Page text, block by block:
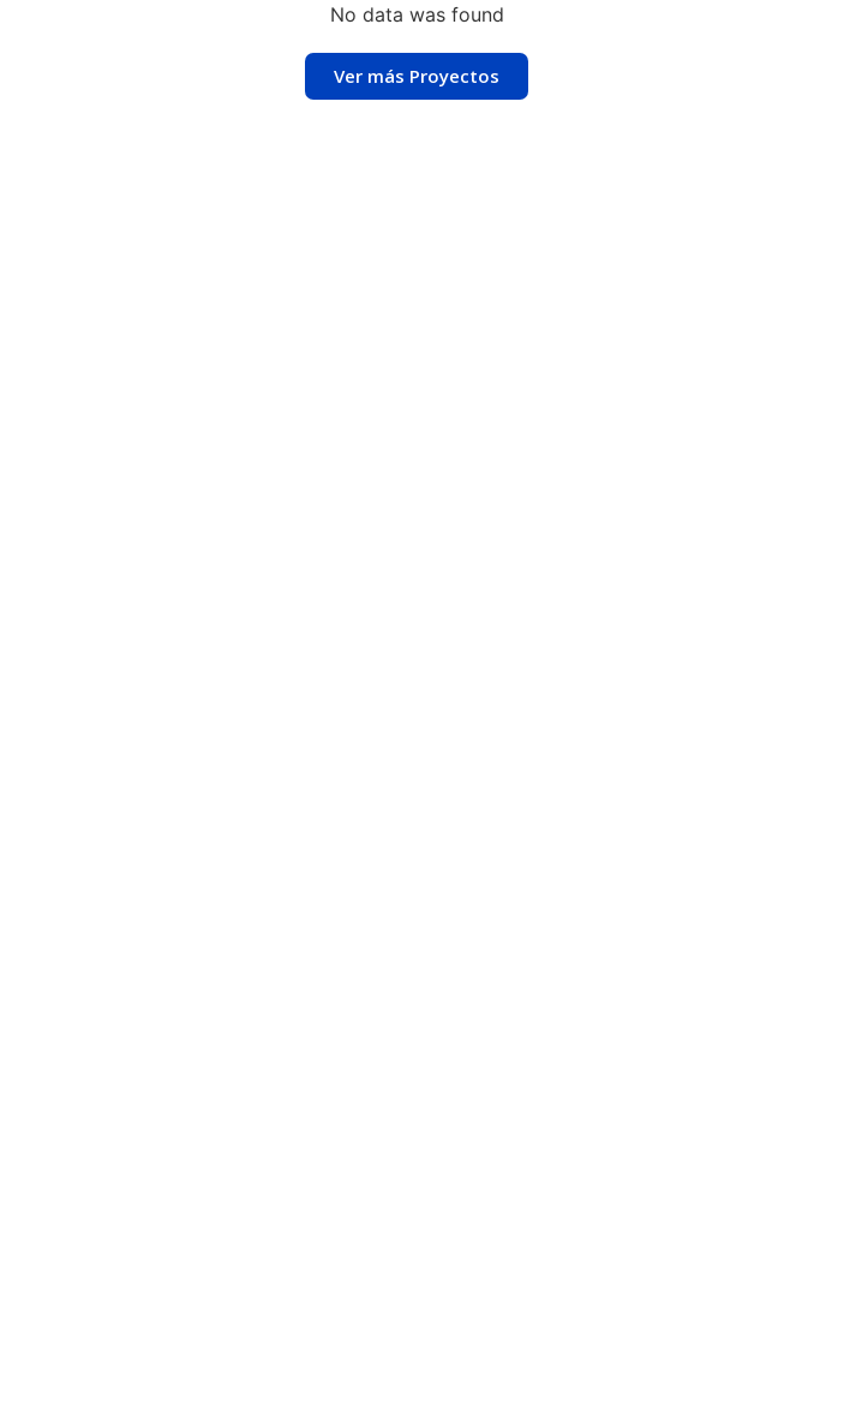
No data was found
Ver más Proyectos